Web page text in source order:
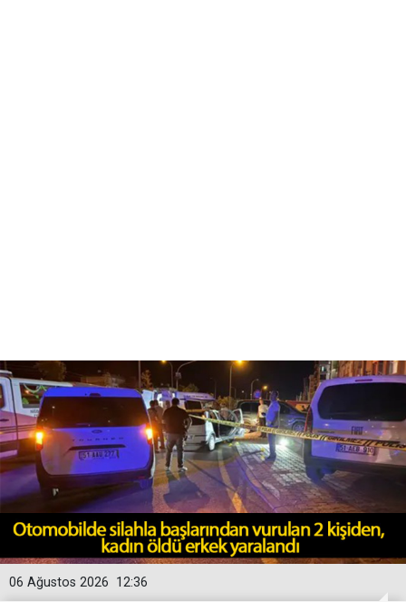
12:36
06 Ağustos 2026